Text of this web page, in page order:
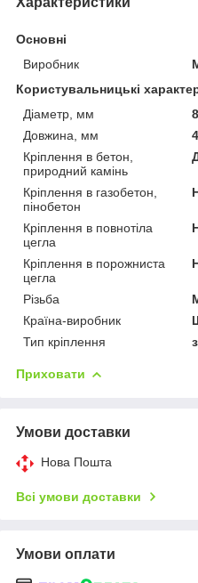
Основні
Виробник
Користувальницькі
Діаметр, мм
8
Довжина, мм
Кріплення в бетон,
природний камінь
Кріплення в газобетон,
пінобетон
Кріплення в повнотіла
цегла
Кріплення в порожниста
цегла
Різьба
Країна-виробник
Тип кріплення
Приховати
Умови доставки
Нова Пошта
Всі умови доставки
Умови оплати